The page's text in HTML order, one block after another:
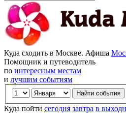
Куда сходить в Москве. Афиша
Помощник и путеводитель
по интересным местам
и лучшим событиям
Куда пойти сегодня завтра в